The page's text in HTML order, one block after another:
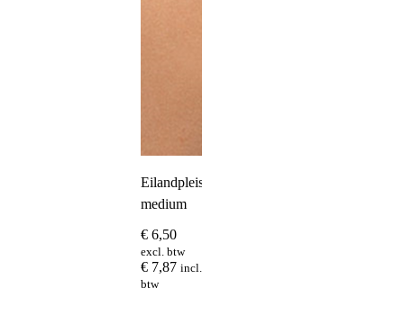
Eilandpleister
medium
€ 6,50
excl. btw
€ 7,87 incl.
btw